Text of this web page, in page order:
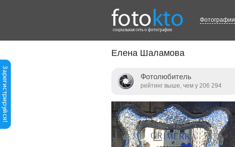
cоциальная сеть о фотографии
Фотографии
Елена Шаламова
Фотолюбитель
рейтинг выше, чем у 206 294